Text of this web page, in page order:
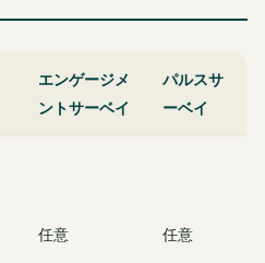
エンゲージメ
ントサーベイ
パルスサ
ーベイ
任意 任意